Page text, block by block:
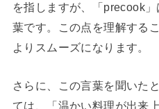
を指しますが、「precook
葉です。この点を理解する
よりスムーズになります。
さらに、この言葉を聞いた
ては、「温かい料理が出来